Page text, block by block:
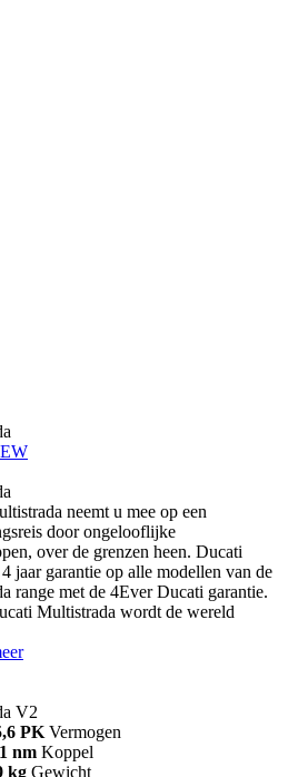
neemt u mee op een
door ongelooflijke
over de grenzen heen. Ducati
jaar garantie op alle modellen van de
range met de 4Ever Ducati garantie.
Multistrada wordt de wereld
V2
PK Vermogen
nm Koppel
kg Gewicht